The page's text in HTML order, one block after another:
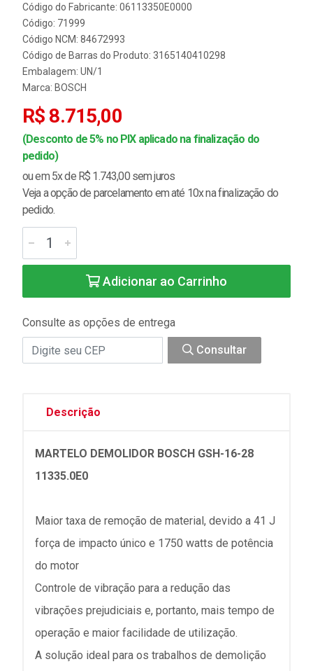
Código do Fabricante: 06113350E0000
Código: 71999
Código NCM: 84672993
Código de Barras do Produto: 3165140410298
Embalagem: UN/1
Marca: BOSCH
R$ 8.715,00
(Desconto de 5% no PIX aplicado na finalização do
pedido)
ou em 5x de R$ 1.743,00 sem juros
Veja a opção de parcelamento em até 10x na finalização do
pedido.
Adicionar ao Carrinho
Consulte as opções de entrega
Consultar
Descrição
MARTELO DEMOLIDOR BOSCH GSH-16-28
11335.0E0
Maior taxa de remoção de material, devido a 41 J
força de impacto único e 1750 watts de potência
do motor
Controle de vibração para a redução das
vibrações prejudiciais e, portanto, mais tempo de
operação e maior facilidade de utilização.
A solução ideal para os trabalhos de demolição